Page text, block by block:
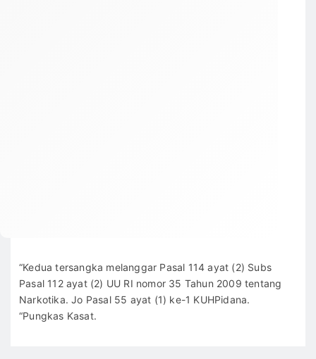
“Kedua tersangka melanggar Pasal 114 ayat (2) Subs
Pasal 112 ayat (2) UU RI nomor 35 Tahun 2009 tentang
Narkotika. Jo Pasal 55 ayat (1) ke-1 KUHPidana.
“Pungkas Kasat.